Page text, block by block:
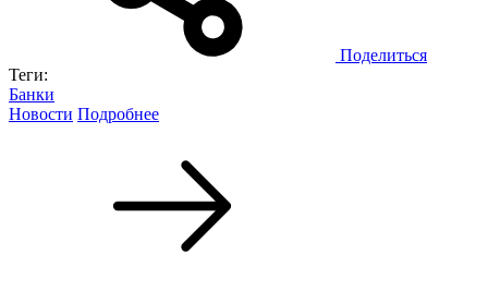
Поделиться
Теги:
Банки
Новости Подробнее